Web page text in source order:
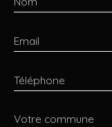
Email
Téléphone
Votre commune